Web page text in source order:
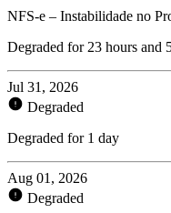
NFS-e – Instabilidade no
Degraded for 23 hours and
Jul 31, 2026
Degraded
Degraded for 1 day
Aug 01, 2026
Degraded